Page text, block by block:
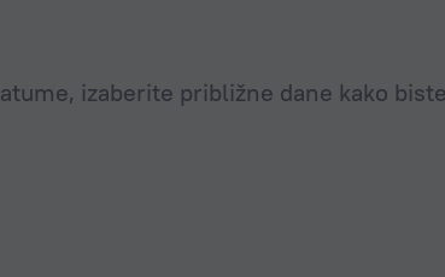
izaberite približne dane kako